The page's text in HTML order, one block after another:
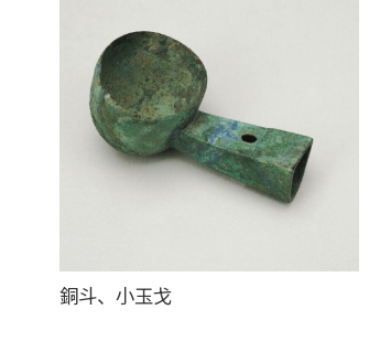
銅斗、小玉戈